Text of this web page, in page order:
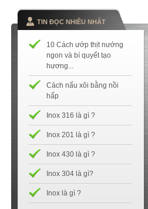
TIN ĐỌC NHIỀU NHẤT
10 Cách ướp thịt nướng
ngon và bí quyết tạo
hương...
Cách nấu xôi bằng nồi
hấp
Inox 316 là gì ?
Inox 201 là gì ?
Inox 430 là gì ?
Inox 304 là gì?
Inox là gì ?